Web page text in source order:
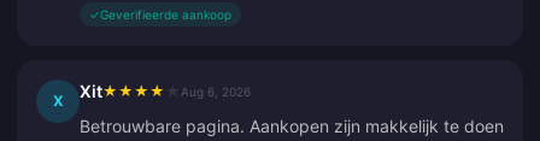
✓Geverifieerde aankoop
X Xit★ ★ ★ ★ Aug 6, 2026
Betrouwbare pagina. Aankopen zijn makkelijk te doen